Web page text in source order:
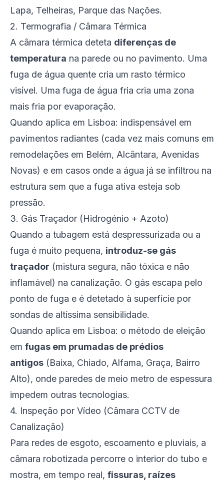
Lapa, Telheiras, Parque das Nações.
2. Termografia / Câmara Térmica
A câmara térmica deteta diferenças de
temperatura na parede ou no pavimento. Uma
fuga de água quente cria um rasto térmico
visível. Uma fuga de água fria cria uma zona
mais fria por evaporação.
Quando aplica em Lisboa: indispensável em
pavimentos radiantes (cada vez mais comuns em
remodelações em Belém, Alcântara, Avenidas
Novas) e em casos onde a água já se infiltrou na
estrutura sem que a fuga ativa esteja sob
pressão.
3. Gás Traçador (Hidrogénio + Azoto)
Quando a tubagem está despressurizada ou a
fuga é muito pequena, introduz-se gás
traçador (mistura segura, não tóxica e não
inflamável) na canalização. O gás escapa pelo
ponto de fuga e é detetado à superfície por
sondas de altíssima sensibilidade.
Quando aplica em Lisboa: o método de eleição
em fugas em prumadas de prédios
antigos (Baixa, Chiado, Alfama, Graça, Bairro
Alto), onde paredes de meio metro de espessura
impedem outras tecnologias.
4. Inspeção por Vídeo (Câmara CCTV de
Canalização)
Para redes de esgoto, escoamento e pluviais, a
câmara robotizada percorre o interior do tubo e
mostra, em tempo real, fissuras, raízes